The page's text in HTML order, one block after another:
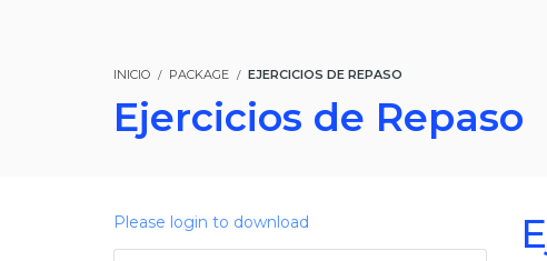
INICIO PACKAGE EJERCICIOS DE REPASO
Ejercicios de Repaso
Please login to download